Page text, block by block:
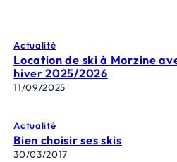
Actualité
Location de ski à Morzine
hiver 2025/2026
11/09/2025
Actualité
Bien choisir ses skis
30/03/2017